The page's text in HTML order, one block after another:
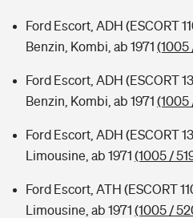
Ford Escort, ADH (ESCORT
Benzin, Kombi, ab 1971 (1005
Ford Escort, ADH (ESCORT
Benzin, Kombi, ab 1971 (1005
Ford Escort, ADH (ESCORT
Limousine, ab 1971 (1005 /
Ford Escort, ATH (ESCORT
Limousine, ab 1971 (1005 /